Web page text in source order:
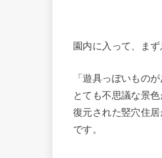
園内に入って、ま
「遊具っぽいもの
とても不思議な景
復元された竪穴住
です。